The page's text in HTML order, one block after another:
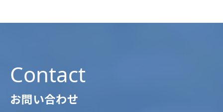
Contact
お問い合わせ